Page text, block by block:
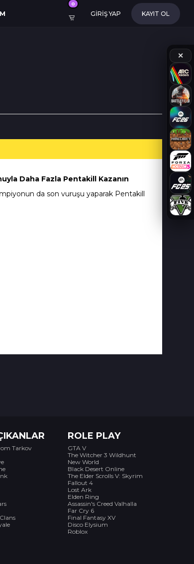
✕
0
GİRİŞ YAP KAYIT OL
Daha Fazla Pentakill Kazanın
da son vuruşu yaparak Pentakill
Tarkov
ROLE PLAY
GTA V
The Witcher 3 Wildhunt
New World
Black Desert Online
The Elder Scrolls V: Skyrim
Fallout 4
Lost Ark
Elden Ring
Assassin's Creed Valhalla
Far Cry 6
Final Fantasy XV
Disco Elysium
Roblox